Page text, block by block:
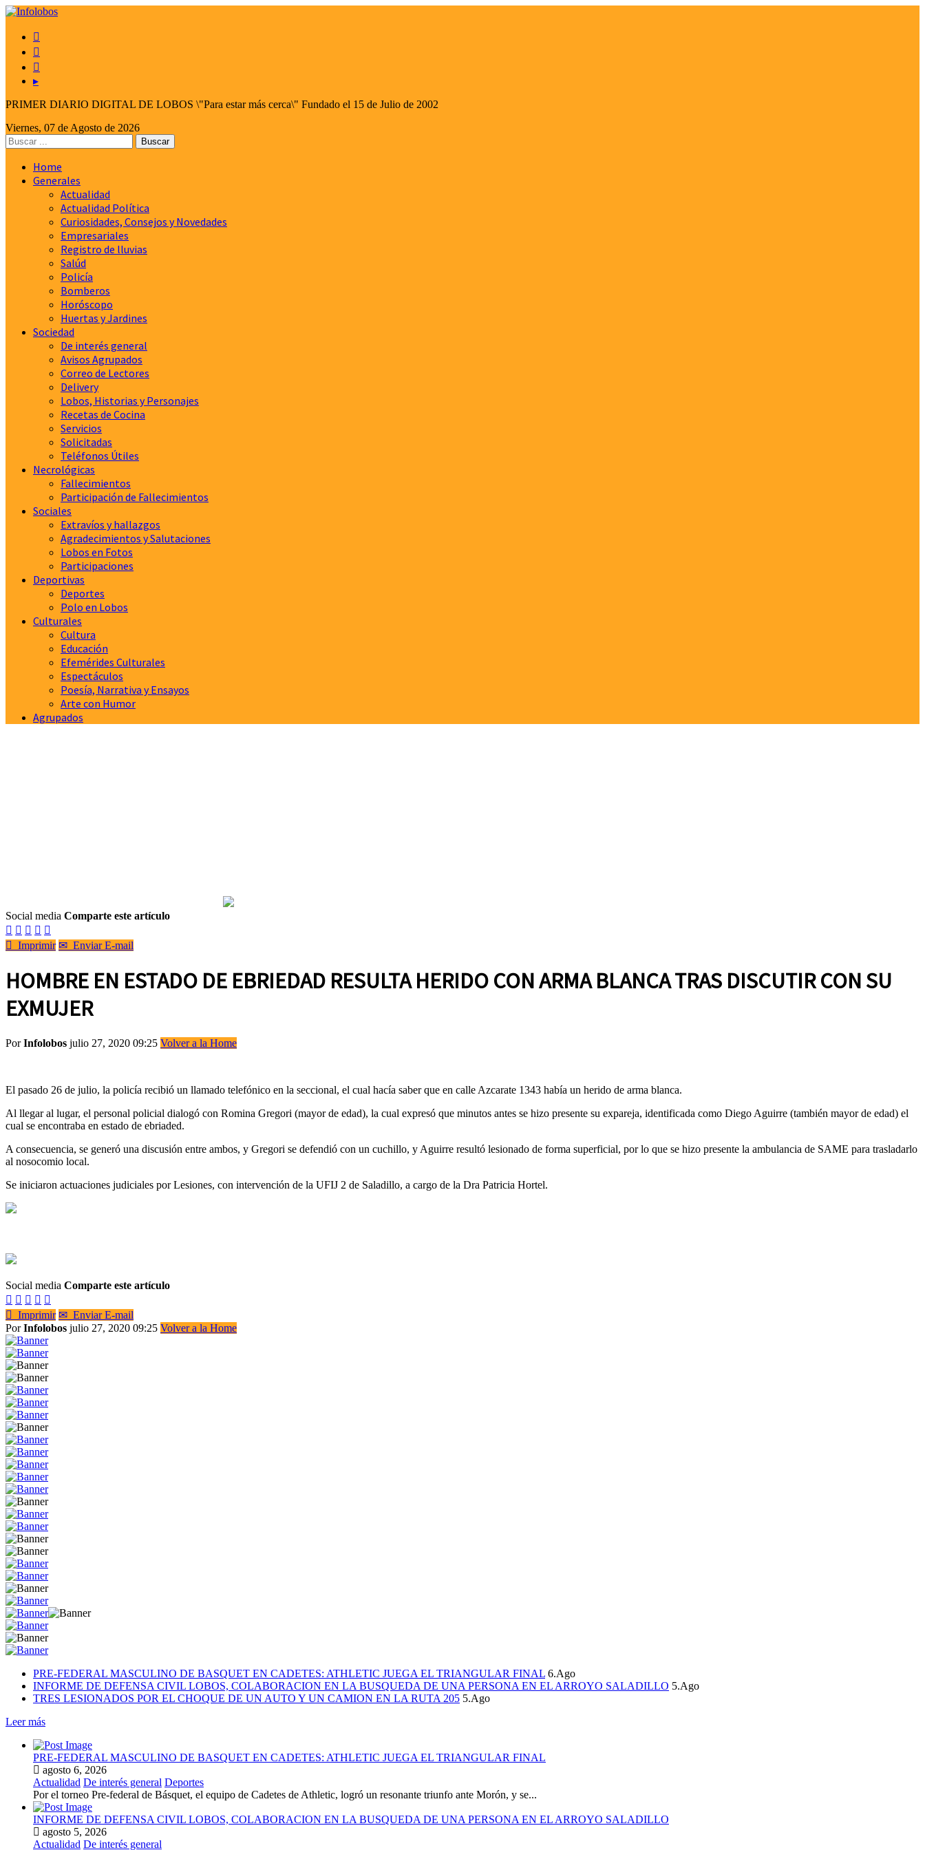



▸
PRIMER DIARIO DIGITAL DE LOBOS \"Para estar más cerca\" Fundado el 15 de Julio de 2002
Viernes, 07 de Agosto de 2026
Home
Generales
Actualidad
Actualidad Política
Curiosidades, Consejos y Novedades
Empresariales
Registro de lluvias
Salúd
Policía
Bomberos
Horóscopo
Huertas y Jardines
Sociedad
De interés general
Avisos Agrupados
Correo de Lectores
Delivery
Lobos, Historias y Personajes
Recetas de Cocina
Servicios
Solicitadas
Teléfonos Útiles
Necrológicas
Fallecimientos
Participación de Fallecimientos
Sociales
Extravíos y hallazgos
Agradecimientos y Salutaciones
Lobos en Fotos
Participaciones
Deportivas
Deportes
Polo en Lobos
Culturales
Cultura
Educación
Efemérides Culturales
Espectáculos
Poesía, Narrativa y Ensayos
Arte con Humor
Agrupados
Social media Comparte este artículo
    
 Imprimir ✉ Enviar E-mail
HOMBRE EN ESTADO DE EBRIEDAD RESULTA HERIDO CON ARMA BLANCA TRAS DISCUTIR CON SU
EXMUJER
PorInfolobos julio 27, 2020 09:25 Volver a la Home
El pasado 26 de julio, la policía recibió un llamado telefónico en la seccional, el cual hacía saber que en calle Azcarate 1343 había un herido de arma blanca.
Al llegar al lugar, el personal policial dialogó con Romina Gregori (mayor de edad), la cual expresó que minutos antes se hizo presente su expareja, identificada como Diego Aguirre (también mayor de edad) el
cual se encontraba en estado de ebriaded.
A consecuencia, se generó una discusión entre ambos, y Gregori se defendió con un cuchillo, y Aguirre resultó lesionado de forma superficial, por lo que se hizo presente la ambulancia de SAME para trasladarlo
al nosocomio local.
Se iniciaron actuaciones judiciales por Lesiones, con intervención de la UFIJ 2 de Saladillo, a cargo de la Dra Patricia Hortel.
Social media Comparte este artículo
    
 Imprimir ✉ Enviar E-mail
PorInfolobos julio 27, 2020 09:25 Volver a la Home
PRE-FEDERAL MASCULINO DE BASQUET EN CADETES: ATHLETIC JUEGA EL TRIANGULAR FINAL 6.Ago
INFORME DE DEFENSA CIVIL LOBOS, COLABORACION EN LA BUSQUEDA DE UNA PERSONA EN EL ARROYO SALADILLO 5.Ago
TRES LESIONADOS POR EL CHOQUE DE UN AUTO Y UN CAMION EN LA RUTA 205 5.Ago
Leer más
PRE-FEDERAL MASCULINO DE BASQUET EN CADETES: ATHLETIC JUEGA EL TRIANGULAR FINAL
agosto 6, 2026
Actualidad De interés general Deportes
Por el torneo Pre-federal de Básquet, el equipo de Cadetes de Athletic, logró un resonante triunfo ante Morón, y se...
INFORME DE DEFENSA CIVIL LOBOS, COLABORACION EN LA BUSQUEDA DE UNA PERSONA EN EL ARROYO SALADILLO
agosto 5, 2026
Actualidad De interés general